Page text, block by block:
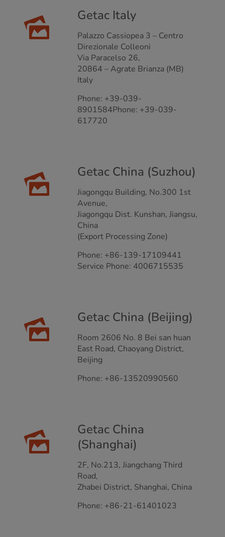
Getac Italy
Palazzo Cassiopea 3 – Centro
Direzionale Colleoni
Via Paracelso 26,
20864 – Agrate Brianza (MB)
Italy
Phone: +39-039-
8901584Phone: +39-039-
617720
Getac China (Suzhou)
Jiagongqu Building, No.300 1st
Avenue,
Jiagongqu Dist. Kunshan, Jiangsu,
China
(Export Processing Zone)
Phone: +86-139-17109441
Service Phone: 4006715535
Getac China (Beijing)
Room 2606 No. 8 Bei san huan
East Road, Chaoyang District,
Beijing
Phone: +86-13520990560
Getac China
(Shanghai)
2F, No.213, Jiangchang Third
Road,
Zhabei District, Shanghai, China
Phone: +86-21-61401023